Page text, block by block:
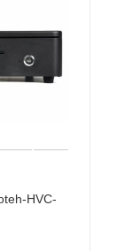
HVC-